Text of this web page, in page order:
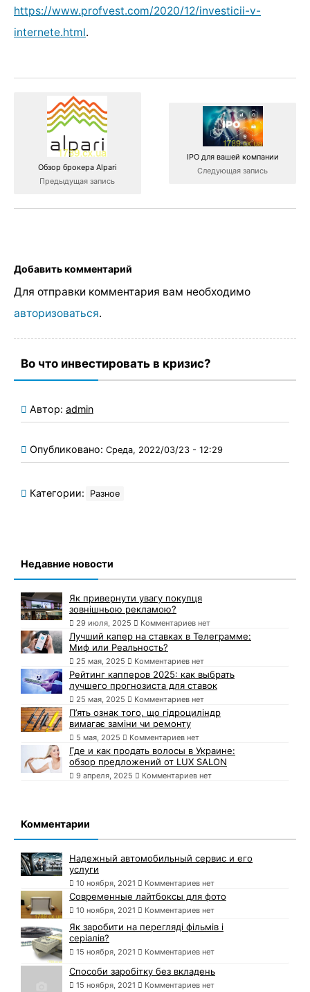
https://www.profvest.com/2020/12/investicii-v-
internete.html.
Обзор брокера Alpari
Предыдущая запись
IPO для вашей компании
Следующая запись
Добавить комментарий
Для отправки комментария вам необходимо
авторизоваться.
Во что инвестировать в кризис?
Автор: admin
Опубликовано: Среда, 2022/03/23 - 12:29
Категории: Разное
Недавние новости
Як привернути увагу покупця
зовнішньою рекламою?
29 июля, 2025 Комментариев нет
Лучший капер на ставках в Телеграмме:
Миф или Реальность?
25 мая, 2025 Комментариев нет
Рейтинг капперов 2025: как выбрать
лучшего прогнозиста для ставок
25 мая, 2025 Комментариев нет
П’ять ознак того, що гідроциліндр
вимагає заміни чи ремонту
5 мая, 2025 Комментариев нет
Где и как продать волосы в Украине:
обзор предложений от LUX SALON
9 апреля, 2025 Комментариев нет
Комментарии
Надежный автомобильный сервис и его
услуги
10 ноября, 2021 Комментариев нет
Современные лайтбоксы для фото
10 ноября, 2021 Комментариев нет
Як заробити на перегляді фільмів і
серіалів?
15 ноября, 2021 Комментариев нет
Способи заробітку без вкладень
15 ноября, 2021 Комментариев нет